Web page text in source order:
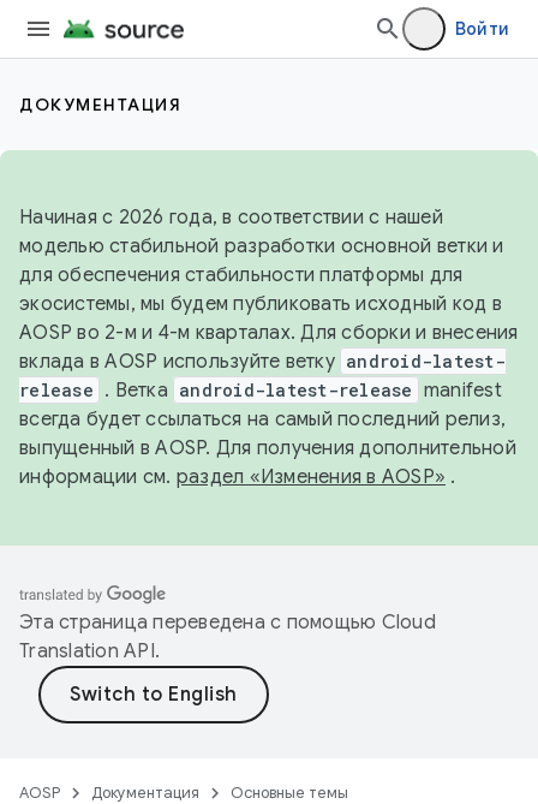
Войти
ДОКУМЕНТАЦИЯ
Начиная с 2026 года, в соответствии с нашей
моделью стабильной разработки основной ветки и
для обеспечения стабильности платформы для
экосистемы, мы будем публиковать исходный код в
AOSP во 2-м и 4-м кварталах. Для сборки и внесения
вклада в AOSP используйте ветку android-latest-
release . Ветка android-latest-release manifest
всегда будет ссылаться на самый последний релиз,
выпущенный в AOSP. Для получения дополнительной
информации см. раздел «Изменения в AOSP» .
Эта страница переведена с помощью Cloud
Translation API.
AOSP Документация Основные темы